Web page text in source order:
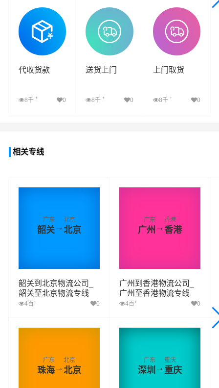
查看详细 查看详细 查看详细
代收货款
8千 + 0
送货上门
8千+ 0
上门取货
8千 + 0
相关专线
广东
韶关→
北京
北京
韶关到北京物流公司_
韶关至北京物流专线
4百 + 0
广东
广州 →
香港
香港
广州到香港物流公司_
广州至香港物流专线
4百 + 0
广东
珠海→
北京
北京
广东
深圳→
重庆
重庆